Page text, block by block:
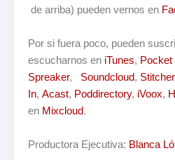
de arriba) pueden vernos en
Por si fuera poco, pueden
escucharnos en iTunes, Pocket
Spreaker, Soundcloud, Stitcher
In, Acast, Poddirectory, iVoox,
en Mixcloud.
Productora Ejecutiva: Blanca